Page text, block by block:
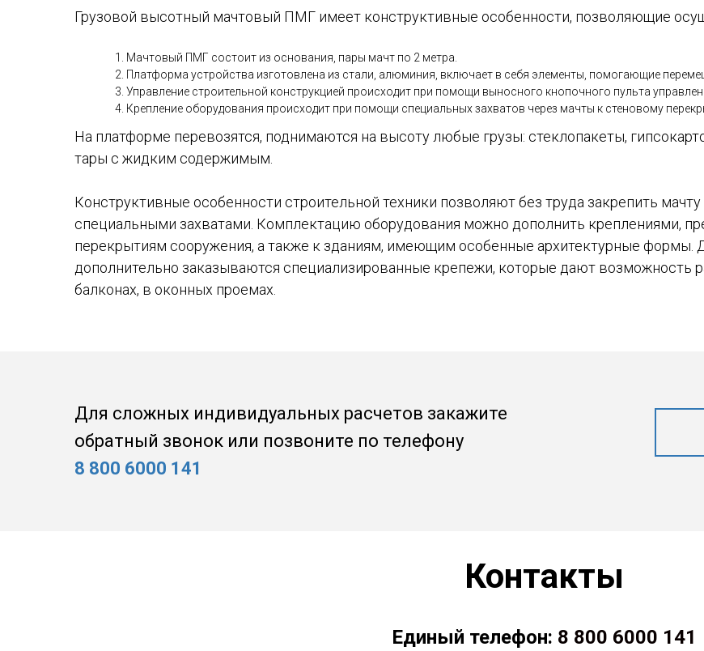
Грузовой высотный мачтовый ПМГ имеет конструктивные особенности, позволяющие
Мачтовый ПМГ состоит из основания, пары мачт по 2 метра.
Платформа устройства изготовлена из стали, алюминия, включает в себя элементы, помогающие
Управление строительной конструкцией происходит при помощи выносного кнопочного пульта
Крепление оборудования происходит при помощи специальных захватов через мачты к стеновому
На платформе перевозятся, поднимаются на высоту любые грузы: стеклопакеты,
тары с жидким содержимым.
Конструктивные особенности строительной техники позволяют без труда закрепить
специальными захватами. Комплектацию оборудования можно дополнить креплениями,
перекрытиям сооружения, а также к зданиям, имеющим особенные архитектурные формы.
дополнительно заказываются специализированные крепежи, которые дают возможность
балконах, в оконных проемах.
Для сложных индивидуальных расчетов закажите
обратный звонок или позвоните по телефону
8 800 6000 141
Контакты
Единый телефон: 8 800 6000 141